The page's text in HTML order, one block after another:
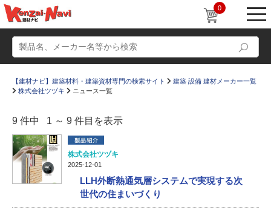
0
動画
かたなび
設計士インタビュー
【建材ナビ】建築材料・建築資材専門の検索サイト
建築 設備 建材メーカー一覧
株式会社ツヅキ
ニュース一覧
9 件中 1 ～ 9 件目を表示
株式会社ツヅキ
2025-12-01
LLH外断熱通気層システムで実現する次
世代の住まいづくり